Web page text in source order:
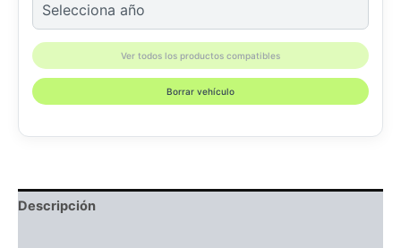
Ver todos los productos compatibles
Borrar vehículo
Descripción